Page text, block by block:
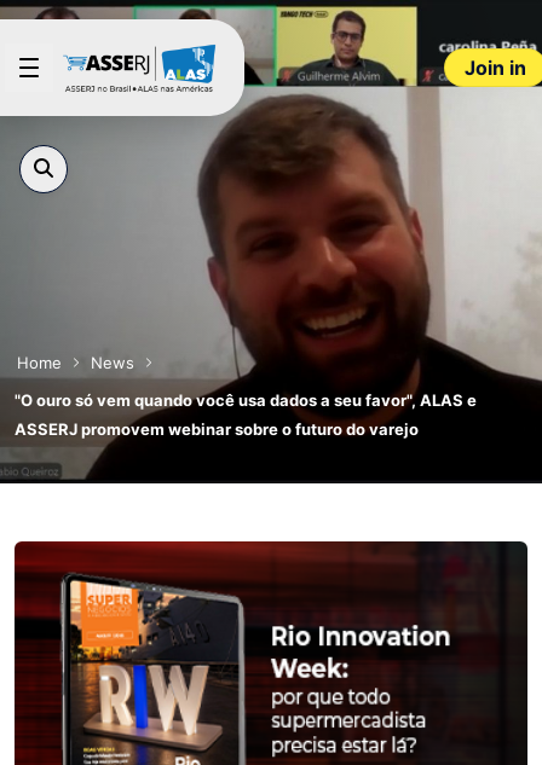
Skip to Main Content
Join in
Home
News
"O ouro só vem quando você usa dados a seu favor", ALAS e
ASSERJ promovem webinar sobre o futuro do varejo